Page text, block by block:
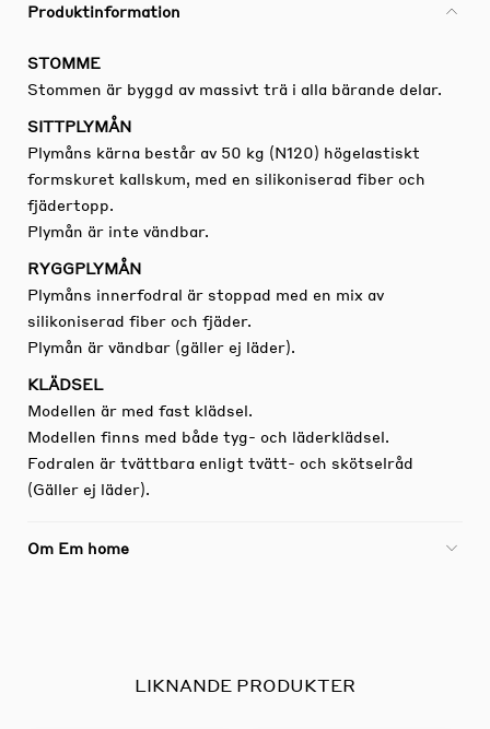
Produktinformation
STOMME
Stommen är byggd av massivt trä i alla bärande delar.
SITTPLYMÅN
Plymåns kärna består av 50 kg (N120) högelastiskt
formskuret kallskum, med en silikoniserad fiber och
fjädertopp.
Plymån är inte vändbar.
RYGGPLYMÅN
Plymåns innerfodral är stoppad med en mix av
silikoniserad fiber och fjäder.
Plymån är vändbar (gäller ej läder).
KLÄDSEL
Modellen är med fast klädsel.
Modellen finns med både tyg- och läderklädsel.
Fodralen är tvättbara enligt tvätt- och skötselråd
(Gäller ej läder).
Om Em home
LIKNANDE PRODUKTER